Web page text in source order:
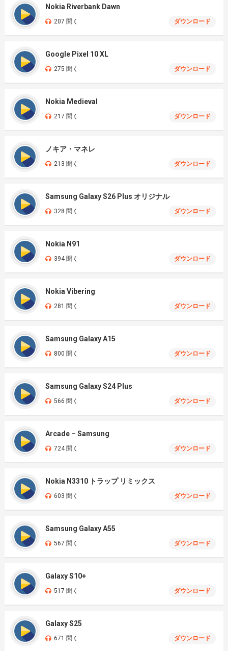
Nokia Riverbank Dawn
207 聞く ダウンロード
Google Pixel 10 XL
275 聞く ダウンロード
Nokia Medieval
217 聞く ダウンロード
ノキア・マネレ
213 聞く ダウンロード
Samsung Galaxy S26 Plus オリジナル
328 聞く ダウンロード
Nokia N91
394 聞く ダウンロード
Nokia Vibering
281 聞く ダウンロード
Samsung Galaxy A15
800 聞く ダウンロード
Samsung Galaxy S24 Plus
566 聞く ダウンロード
Arcade – Samsung
724 聞く ダウンロード
Nokia N3310 トラップ リミックス
603 聞く ダウンロード
Samsung Galaxy A55
567 聞く ダウンロード
Galaxy S10+
517 聞く ダウンロード
Galaxy S25
671 聞く ダウンロード